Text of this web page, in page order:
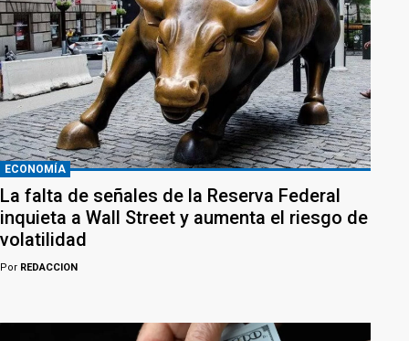
ECONOMÍA
La falta de señales de la Reserva Federal
inquieta a Wall Street y aumenta el riesgo de
volatilidad
Por REDACCION